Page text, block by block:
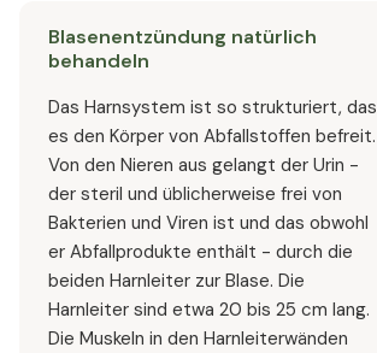
Blasenentzündung natürlich
behandeln
Das Harnsystem ist so strukturiert, das
es den Körper von Abfallstoffen befreit.
Von den Nieren aus gelangt der Urin -
der steril und üblicherweise frei von
Bakterien und Viren ist und das obwohl
er Abfallprodukte enthält - durch die
beiden Harnleiter zur Blase. Die
Harnleiter sind etwa 20 bis 25 cm lang.
Die Muskeln in den Harnleiterwänden